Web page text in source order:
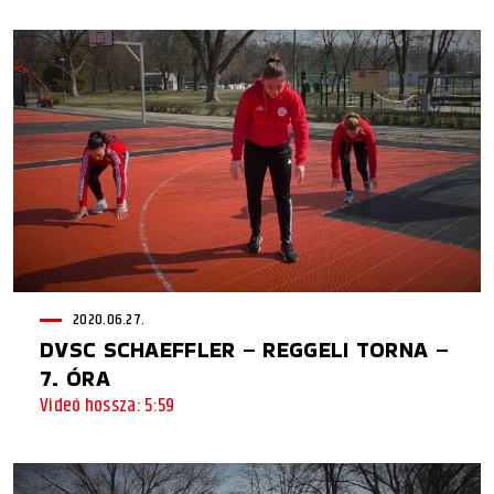
2020.06.27.
DVSC SCHAEFFLER – REGGELI TORNA –
7. ÓRA
Videó hossza: 5:59